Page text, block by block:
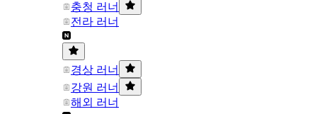
충청 러너
전라 러너
경상 러너
강원 러너
해외 러너